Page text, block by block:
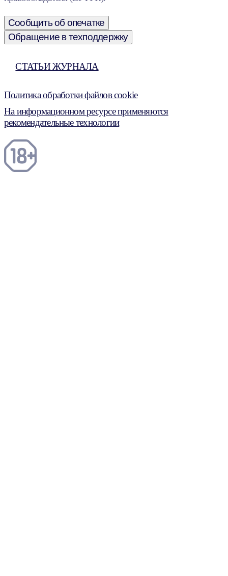
Сообщить об опечатке
Обращение в техподдержку
СТАТЬИ ЖУРНАЛА
Политика обработки файлов cookie
На информационном ресурсе применяются
рекомендательные технологии